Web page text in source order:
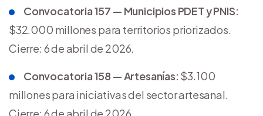
Convocatoria 157 — Municipios PDET y PNIS:
$32.000 millones para territorios priorizados.
Cierre: 6 de abril de 2026.
Convocatoria 158 — Artesanías: $3.100
millones para iniciativas del sector artesanal.
Cierre: 6 de abril de 2026.